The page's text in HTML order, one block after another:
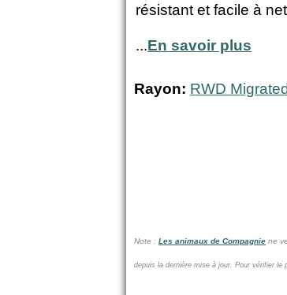
résistant et facile à
...En savoir plus
Rayon: RWD Migrated
Note : Les animaux de Compagnie ne
depuis la dernière mise à jour. Pour vérifier le